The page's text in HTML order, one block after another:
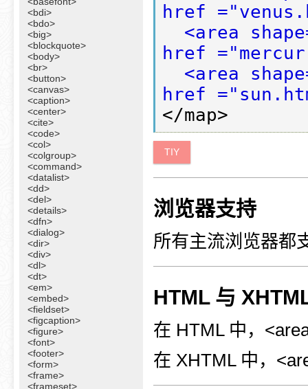
<bdi>
<bdo>
<big>
<blockquote>
<body>
<br>
<button>
<canvas>
<caption>
<center>
<cite>
<code>
<col>
<colgroup>
<command>
<datalist>
<dd>
<del>
<details>
<dfn>
<dialog>
<dir>
<div>
<dl>
<dt>
<em>
<embed>
<fieldset>
<figcaption>
<figure>
<font>
<footer>
<form>
<frame>
<frameset>
href
<area
href
<area
href
TIY
浏览器支持
所有主流浏览器都
HTML 与
在 HTML 中，
在 XHTML 中，